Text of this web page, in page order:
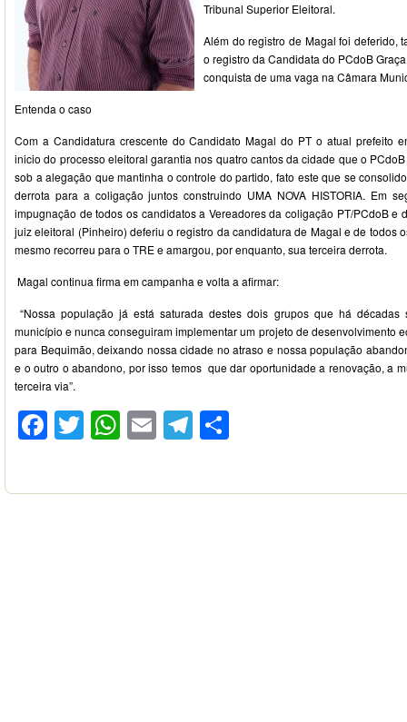
Tribunal Superior Eleitoral.
Além do registro de Magal foi deferido,
o registro da Candidata do PCdoB
conquista de uma vaga na Câmara
Entenda o caso
Com a Candidatura crescente do Candidato Magal do PT o atual prefeito
inicio do processo eleitoral garantia nos quatro cantos da cidade que o
sob a alegação que mantinha o controle do partido, fato este que se
derrota para a coligação juntos construindo UMA NOVA HISTORIA. Em
impugnação de todos os candidatos a Vereadores da coligação PT/PCdoB e
juiz eleitoral (Pinheiro) deferiu o registro da candidatura de Magal e de todos
mesmo recorreu para o TRE e amargou, por enquanto, sua terceira derrota.
Magal continua firma em campanha e volta a afirmar:
“Nossa população já está saturada destes dois grupos que há
município e nunca conseguiram implementar um projeto de desenvolvimento
para Bequimão, deixando nossa cidade no atraso e nossa população
e o outro o abandono, por isso temos que dar oportunidade a renovação, a
terceira via”.
Facebook
Twitter
WhatsApp
EmailTelegram